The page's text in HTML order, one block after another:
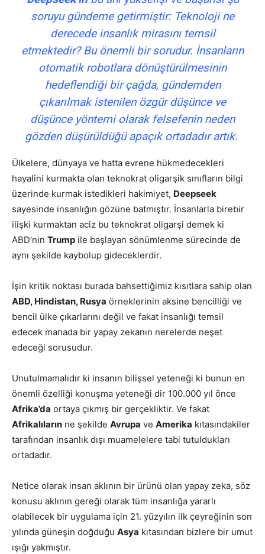
soruyu gündeme getirmiştir: Teknoloji ne
derecede insanlık mirasını temsil
etmektedir? Bu önemli bir sorudur. İnsanların
otomatik robotlara dönüştürülmesinin
hedeflendiği bir çağda, gündemden
çıkarılmak istenilen özgür düşünce ve
düşünce yöntemi olarak felsefenin neden
gözden düşürüldüğü apaçık ortadadır artık.
Ülkelere, dünyaya ve hatta evrene hükmedecekleri
hayalini kurmakta olan teknokrat oligarşik sınıfların bilgi
üzerinde kurmak istedikleri hakimiyet, Deepseek
sayesinde insanlığın gözüne batmıştır. İnsanlarla birebir
ilişki kurmaktan aciz bu teknokrat oligarşi demek ki
ABD’nin Trump ile başlayan sönümlenme sürecinde de
aynı şekilde kaybolup gideceklerdir.
İşin kritik noktası burada bahsettiğimiz kısıtlara sahip olan
ABD, Hindistan, Rusya örneklerinin aksine bencilliği ve
bencil ülke çıkarlarını değil ve fakat insanlığı temsil
edecek manada bir yapay zekanın nerelerde neşet
edeceği sorusudur.
Unutulmamalıdır ki insanın bilişsel yeteneği ki bunun en
önemli özelliği konuşma yeteneği dir 100.000 yıl önce
Afrika’da ortaya çıkmış bir gerçekliktir. Ve fakat
Afrikalıların ne şekilde Avrupa ve Amerika kıtasındakiler
tarafından insanlık dışı muamelelere tabi tutuldukları
ortadadır.
Netice olarak insan aklının bir ürünü olan yapay zeka, söz
konusu aklının gereği olarak tüm insanlığa yararlı
olabilecek bir uygulama için 21. yüzyılın ilk çeyreğinin son
yılında güneşin doğduğu Asya kıtasından bizlere bir umut
ışığı yakmıştır.